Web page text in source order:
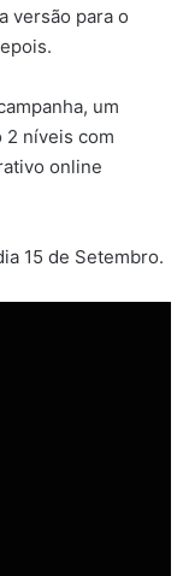
versão para o
um
2 níveis com
online
15 de Setembro.